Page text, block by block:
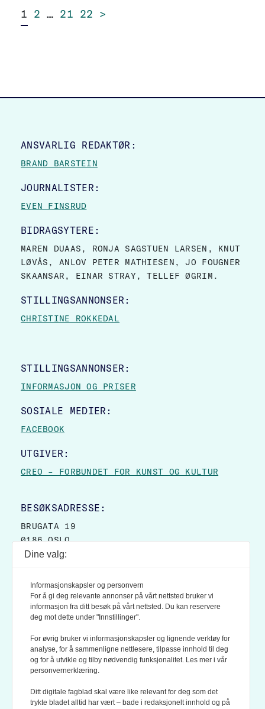
1 2 … 21 22 >
SITE FOOTER
ANSVARLIG REDAKTØR:
BRAND BARSTEIN
JOURNALISTER:
EVEN FINSRUD
BIDRAGSYTERE:
MAREN DUAAS, RONJA SAGSTUEN LARSEN, KNUT
LØVÅS, ANLOV PETER MATHIESEN, JO FOUGNER
SKAANSAR, EINAR STRAY, TELLEF ØGRIM.
STILLINGSANNONSER:
CHRISTINE ROKKEDAL
STILLINGSANNONSER:
INFORMASJON OG PRISER
SOSIALE MEDIER:
FACEBOOK
UTGIVER:
CREO – FORBUNDET FOR KUNST OG KULTUR
BESØKSADRESSE:
BRUGATA 19
0186 OSLO
POSTBOKS 9007 GRØNLAND
0133 OSLO
LES OGSÅ:
KONTEKSTS PERSONVERN-POLICY
Dine valg:
Informasjonskapsler og personvern
For å gi deg relevante annonser på vårt nettsted bruker vi
informasjon fra ditt besøk på vårt nettsted. Du kan reservere
deg mot dette under "Innstillinger".
For øvrig bruker vi informasjonskapsler og lignende verktøy for
analyse, for å sammenligne nettlesere, tilpasse innhold til deg
og for å utvikle og tilby nødvendig funksjonalitet. Les mer i vår
personvernerklæring.
Ditt digitale fagblad skal være like relevant for deg som det
trykte bladet alltid har vært – bade i redaksjonelt innhold og på